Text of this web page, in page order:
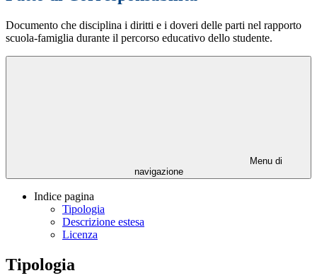
Documento che disciplina i diritti e i doveri delle parti nel rapporto
scuola-famiglia durante il percorso educativo dello studente.
Menu di
navigazione
Indice pagina
Tipologia
Descrizione estesa
Licenza
Tipologia